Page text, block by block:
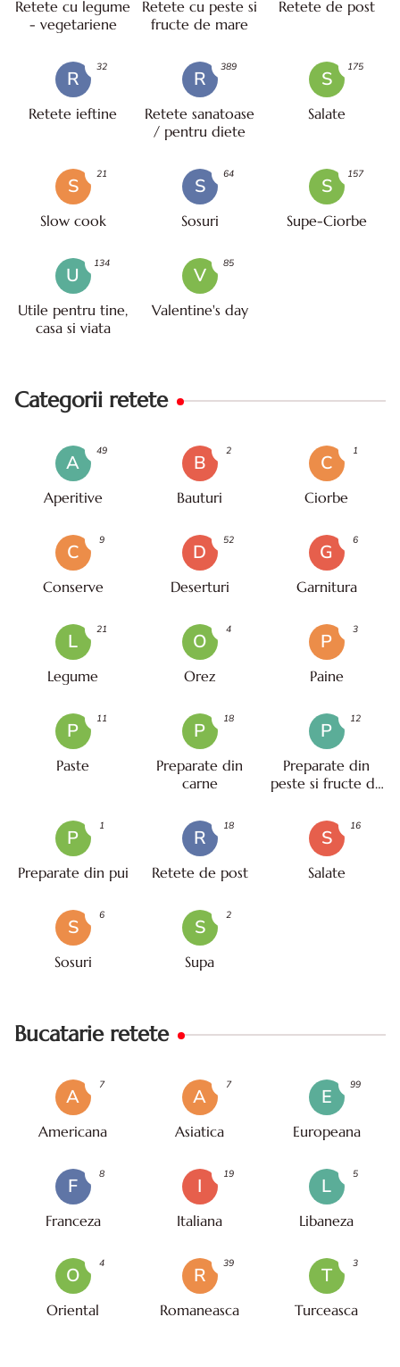
Retete cu legume
- vegetariene
Retete cu peste si
fructe de mare
Retete de post
R
Retete ieftine
32
R
Retete sanatoase
/ pentru diete
389
S
Salate
175
S
Slow cook
21
S
Sosuri
64
S
Supe-Ciorbe
157
U
Utile pentru tine,
casa si viata
134
V
Valentine's day
85
Categorii retete
A
Aperitive
49
B
Bauturi
2
C
Ciorbe
1
C
Conserve
9
D
Deserturi
52
G
Garnitura
6
L
Legume
21
O
Orez
4
P
Paine
3
P
Paste
11
P
Preparate din
carne
18
P
Preparate din
peste si fructe de
12
P
Preparate din pui
1
R
Retete de post
18
S
Salate
16
S
Sosuri
6
S
Supa
2
Bucatarie retete
A
Americana
7
A
Asiatica
7
E
Europeana
99
F
Franceza
8
I
Italiana
19
L
Libaneza
5
O
Oriental
4
R
Romaneasca
39
T
Turceasca
3